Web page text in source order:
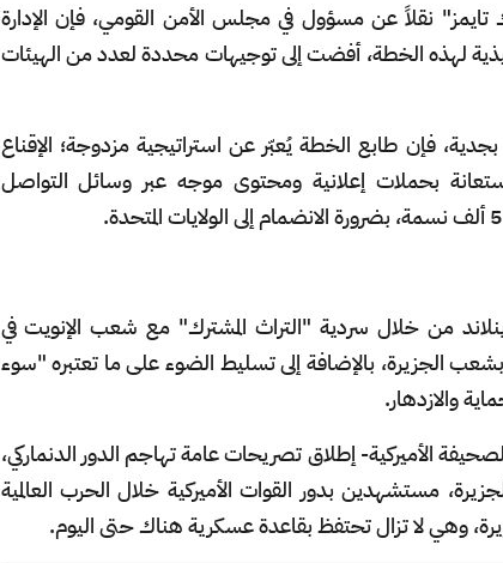
نقلاً عن مسؤول في مجلس الأمن القومي، فإن الإدارة
لهذه الخطة، أفضت إلى توجيهات محددة لعدد من الهيئات
فإن طابع الخطة يُعبّر عن استراتيجية مزدوجة؛ الإقناع
بحملات إعلانية ومحتوى موجه عبر وسائل التواصل
من خلال سردية "التراث المشترك" مع شعب الإنويت في
الجزيرة، بالإضافة إلى تسليط الضوء على ما تعتبره "سوء
والازدهار.
الأميركية- إطلاق تصريحات عامة تهاجم الدور الدنماركي،
مستشهدين بدور القوات الأميركية خلال الحرب العالمية
وهي لا تزال تحتفظ بقاعدة عسكرية هناك حتى اليوم.